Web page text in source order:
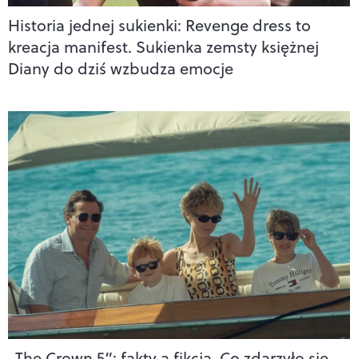
Historia jednej sukienki: Revenge dress to
kreacja manifest. Sukienka zemsty księżnej
Diany do dziś wzbudza emocje